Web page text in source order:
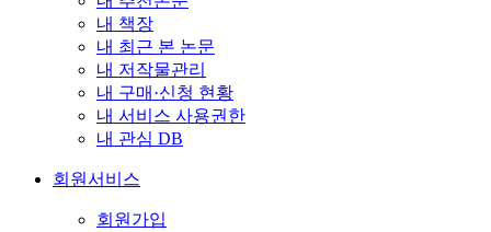
내 책장
내 최근 본 논문
내 저작물관리
내 구매·신청 현황
내 서비스 사용권한
내 관심 DB
회원서비스
회원가입